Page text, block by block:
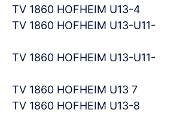
TV 1860 HOFHEIM U13-4
TV 1860 HOFHEIM U13-U11-
TV 1860 HOFHEIM U13-U11-
TV 1860 HOFHEIM U13 7
TV 1860 HOFHEIM U13-8